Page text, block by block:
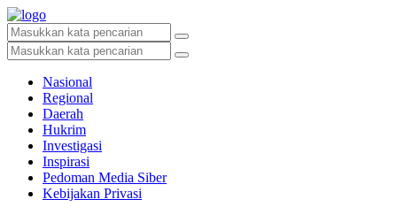
Nasional
Regional
Daerah
Hukrim
Investigasi
Inspirasi
Pedoman Media Siber
Kebijakan Privasi